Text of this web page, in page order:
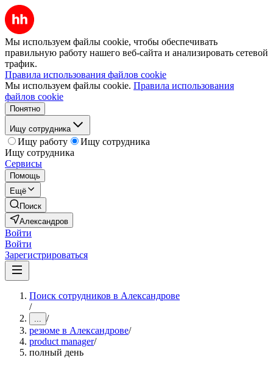
Мы используем файлы cookie, чтобы обеспечивать
правильную работу нашего веб-сайта и анализировать сетевой
трафик.
Правила использования файлов cookie
Мы используем файлы cookie. Правила использования
файлов cookie
Понятно
Ищу сотрудника
Ищу работу
Ищу сотрудника
Ищу сотрудника
Сервисы
Помощь
Ещё
Поиск
Александров
Войти
Войти
Зарегистрироваться
Поиск сотрудников в Александрове
/
... /
резюме в Александрове/
product manager/
полный день